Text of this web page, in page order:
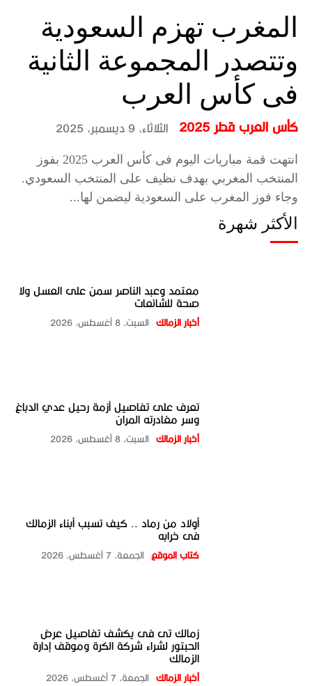
المغرب تهزم السعودية
وتتصدر المجموعة الثانية
فى كأس العرب
كأس العرب قطر 2025 الثلاثاء، 9 ديسمبر، 2025
انتهت قمة مباريات اليوم فى كأس العرب 2025 بفوز
المنتخب المغربي بهدف نظيف على المنتخب السعودي.
وجاء فوز المغرب على السعودية ليضمن لها...
الأكثر شهرة
معتمد وعبد الناصر سمن على العسل ولا
صحة للشائعات
أخبار الزمالك السبت، 8 أغسطس، 2026
تعرف على تفاصيل أزمة رحيل عدي الدباغ
وسر مغادرته المران
أخبار الزمالك السبت، 8 أغسطس، 2026
أولاد من رماد .. كيف تسبب أبناء الزمالك
فى خرابه
كتاب الموقع الجمعة، 7 أغسطس، 2026
زمالك تى فى يكشف تفاصيل عرض
الحبتور لشراء شركة الكرة وموقف إدارة
الزمالك
أخبار الزمالك الجمعة، 7 أغسطس، 2026